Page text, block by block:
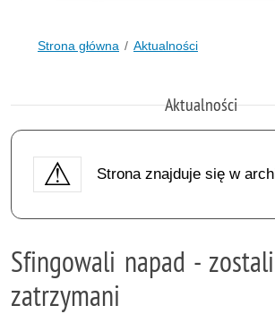
Strona główna Aktualności
Aktualności
Strona znajduje się w
Sfingowali napad - zostali
zatrzymani